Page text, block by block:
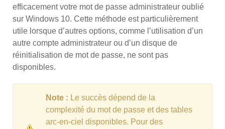
efficacement votre mot de passe administrateur oublié
sur Windows 10. Cette méthode est particulièrement
utile lorsque d’autres options, comme l’utilisation d’un
autre compte administrateur ou d’un disque de
réinitialisation de mot de passe, ne sont pas
disponibles.
Note : Le succès dépend de la
complexité du mot de passe et des tables
arc-en-ciel disponibles. Pour des